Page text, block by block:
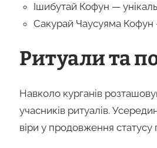
Ішибутай Кофун —
Сакурай Чаусуяма Кофун
Ритуали та
Навколо курганів
учасників ритуалів.
віри у продовження статусу